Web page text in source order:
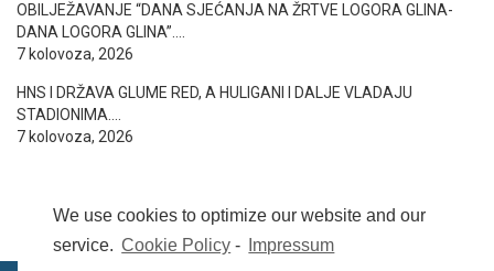
We use cookies to optimize our website and our
service. Cookie Policy - Impressum
OBILJEŽAVANJE “DANA SJEĆANJA NA ŽRTVE LOGORA GLINA-
DANA LOGORA GLINA”….
7 kolovoza, 2026
HNS I DRŽAVA GLUME RED, A HULIGANI I DALJE VLADAJU
STADIONIMA….
7 kolovoza, 2026